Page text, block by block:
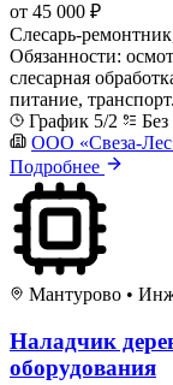
от 45 000 ₽
Слесарь-
Обязанности:
слесарная
питание, транспорт.
График 5/2
ООО «Свеза-
Подробнее
Мантурово •
Наладчик
оборудования